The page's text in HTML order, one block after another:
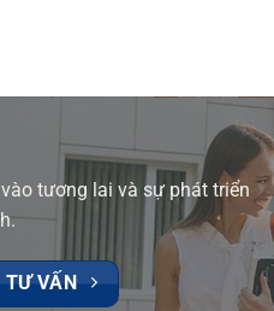
tương lai và sự phát triển
TƯ VẤN